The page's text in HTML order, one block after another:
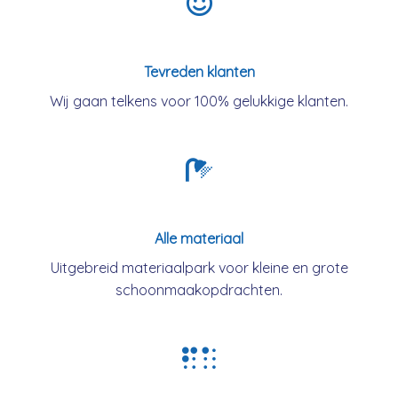
Tevreden klanten
Wij gaan telkens voor 100% gelukkige klanten.
Alle materiaal
Uitgebreid materiaalpark voor kleine en grote
schoonmaakopdrachten.